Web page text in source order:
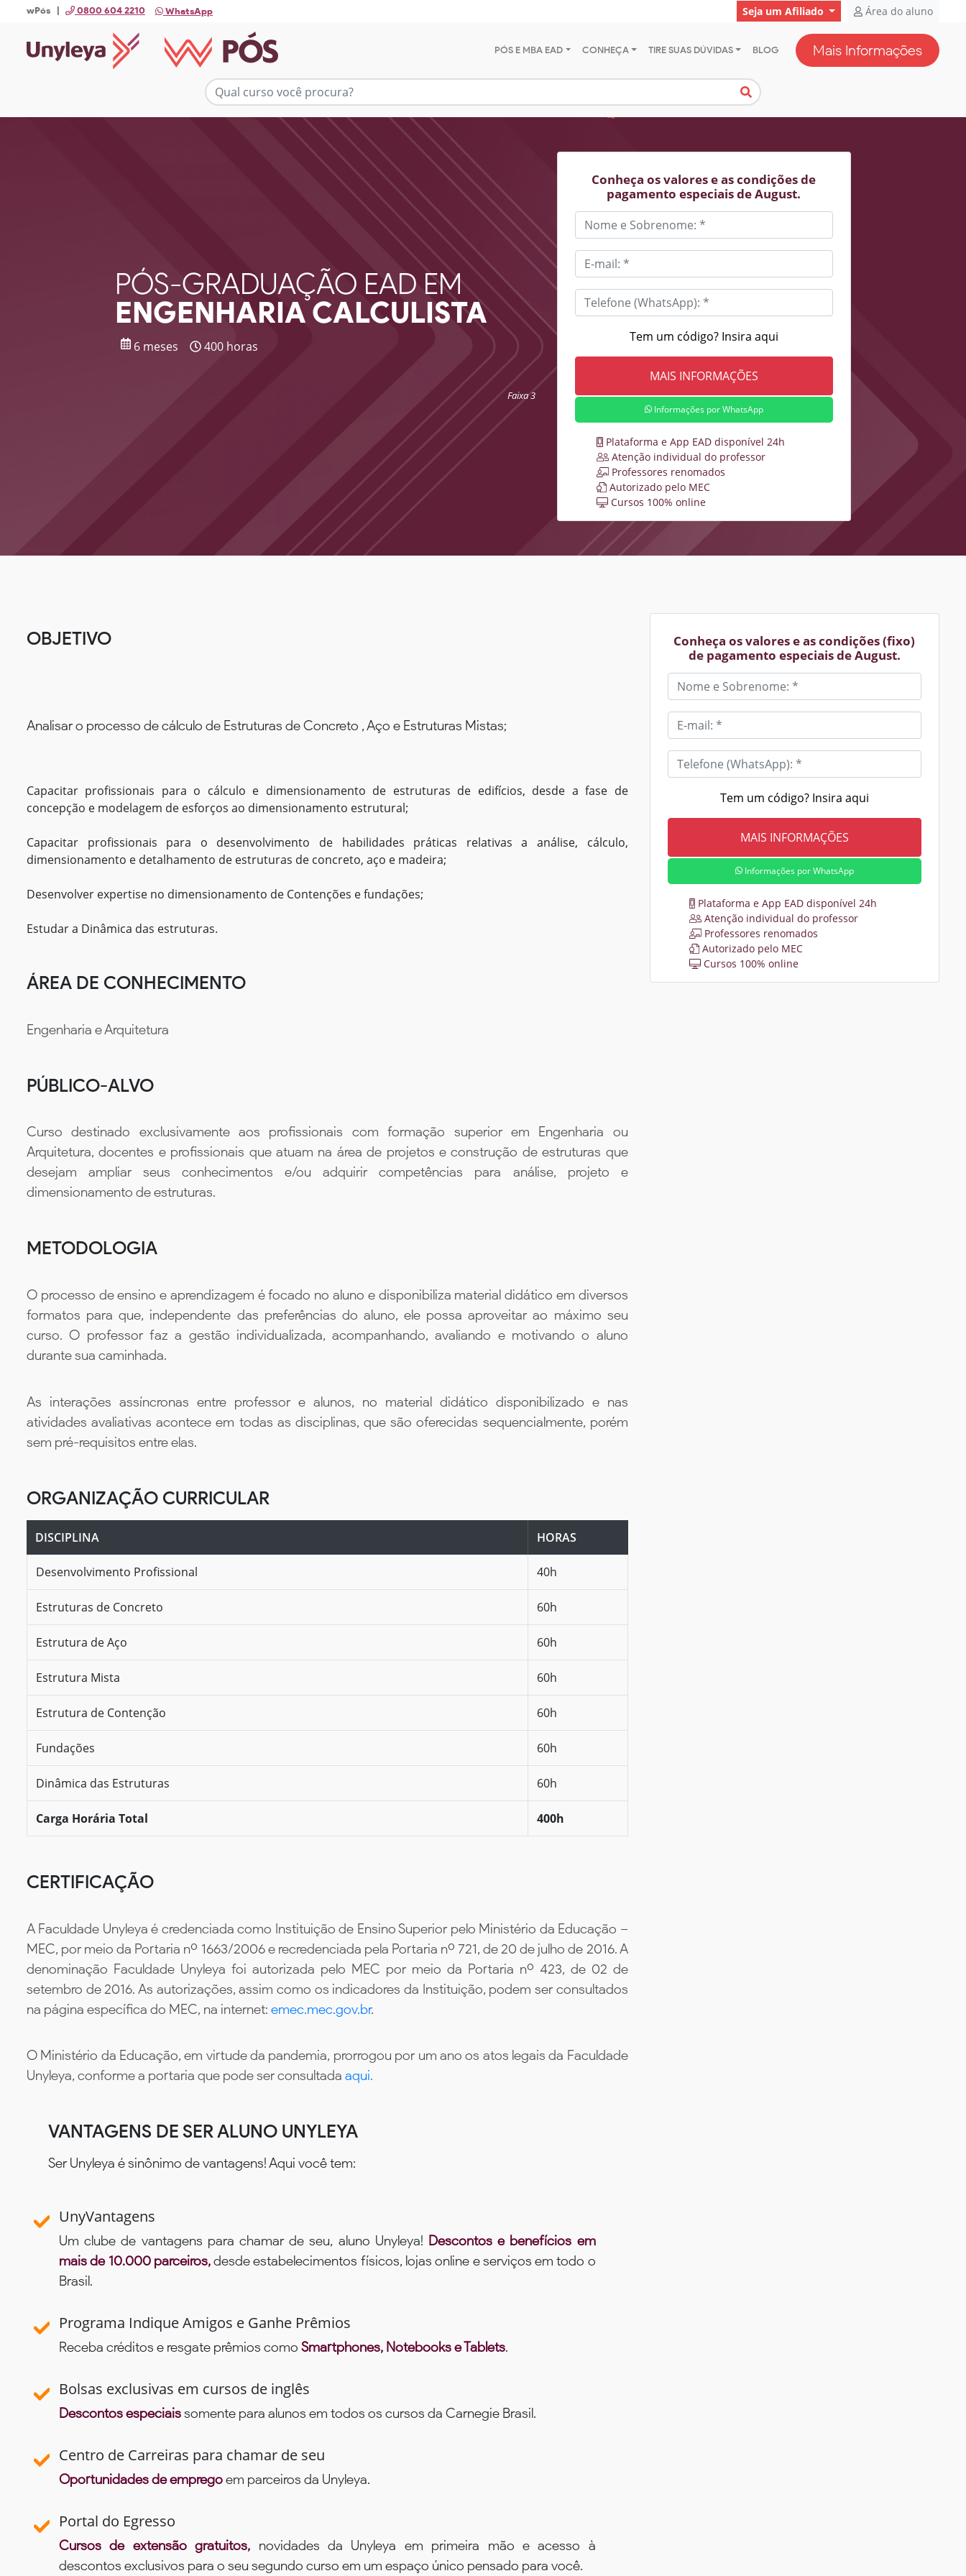
wPós | 0800 604 2210 WhatsApp Seja um Afiliado Área do aluno
PÓS E MBA EAD CONHEÇA TIRE SUAS DÚVIDAS BLOG Mais Informações
PÓS-GRADUAÇÃO EAD EM
ENGENHARIA CALCULISTA
6 meses 400 horas
Faixa 3
Conheça os valores e as condições de
pagamento especiais de August.
Tem um código? Insira aqui
Informações por WhatsApp
Plataforma e App EAD disponível 24h
Atenção individual do professor
Professores renomados
Autorizado pelo MEC
Cursos 100% online
OBJETIVO
Analisar o processo de cálculo de Estruturas de Concreto , Aço e Estruturas Mistas;
Capacitar profissionais para o cálculo e dimensionamento de estruturas de edifícios, desde a fase de
concepção e modelagem de esforços ao dimensionamento estrutural;
Capacitar profissionais para o desenvolvimento de habilidades práticas relativas a análise, cálculo,
dimensionamento e detalhamento de estruturas de concreto, aço e madeira;
Desenvolver expertise no dimensionamento de Contenções e fundações;
Estudar a Dinâmica das estruturas.
ÁREA DE CONHECIMENTO
Engenharia e Arquitetura
PÚBLICO-ALVO
Curso destinado exclusivamente aos profissionais com formação superior em Engenharia ou
Arquitetura, docentes e profissionais que atuam na área de projetos e construção de estruturas que
desejam ampliar seus conhecimentos e/ou adquirir competências para análise, projeto e
dimensionamento de estruturas.
METODOLOGIA
O processo de ensino e aprendizagem é focado no aluno e disponibiliza material didático em diversos
formatos para que, independente das preferências do aluno, ele possa aproveitar ao máximo seu
curso. O professor faz a gestão individualizada, acompanhando, avaliando e motivando o aluno
durante sua caminhada.
As interações assíncronas entre professor e alunos, no material didático disponibilizado e nas
atividades avaliativas acontece em todas as disciplinas, que são oferecidas sequencialmente, porém
sem pré-requisitos entre elas.
ORGANIZAÇÃO CURRICULAR
DISCIPLINA HORAS
Desenvolvimento Profissional 40h
Estruturas de Concreto 60h
Estrutura de Aço 60h
Estrutura Mista 60h
Estrutura de Contenção 60h
Fundações 60h
Dinâmica das Estruturas 60h
Carga Horária Total 400h
CERTIFICAÇÃO
A Faculdade Unyleya é credenciada como Instituição de Ensino Superior pelo Ministério da Educação –
MEC, por meio da Portaria nº 1663/2006 e recredenciada pela Portaria nº 721, de 20 de julho de 2016. A
denominação Faculdade Unyleya foi autorizada pelo MEC por meio da Portaria nº 423, de 02 de
setembro de 2016. As autorizações, assim como os indicadores da Instituição, podem ser consultados
na página específica do MEC, na internet: emec.mec.gov.br.
O Ministério da Educação, em virtude da pandemia, prorrogou por um ano os atos legais da Faculdade
Unyleya, conforme a portaria que pode ser consultada aqui.
VANTAGENS DE SER ALUNO UNYLEYA
Ser Unyleya é sinônimo de vantagens! Aqui você tem:
UnyVantagens
Um clube de vantagens para chamar de seu, aluno Unyleya! Descontos e benefícios em
mais de 10.000 parceiros,desde estabelecimentos físicos, lojas online e serviços em todo o
Brasil.
Programa Indique Amigos e Ganhe Prêmios
Receba créditos e resgate prêmios como Smartphones, Notebooks e Tablets.
Bolsas exclusivas em cursos de inglês
Descontos especiaissomente para alunos em todos os cursos da Carnegie Brasil.
Centro de Carreiras para chamar de seu
Oportunidades de empregoem parceiros da Unyleya.
Portal do Egresso
Cursos de extensão gratuitos, novidades da Unyleya em primeira mão e acesso à
descontos exclusivos para o seu segundo curso em um espaço único pensado para você.
Conheça os valores e as condições (fixo)
de pagamento especiais de August.
Tem um código? Insira aqui
Informações por WhatsApp
Plataforma e App EAD disponível 24h
Atenção individual do professor
Professores renomados
Autorizado pelo MEC
Cursos 100% online